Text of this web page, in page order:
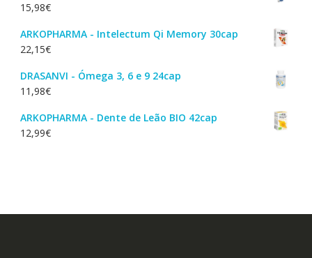
15,98€
ARKOPHARMA - Intelectum Qi Memory 30cap
22,15€
DRASANVI - Ómega 3, 6 e 9 24cap
11,98€
ARKOPHARMA - Dente de Leão BIO 42cap
12,99€